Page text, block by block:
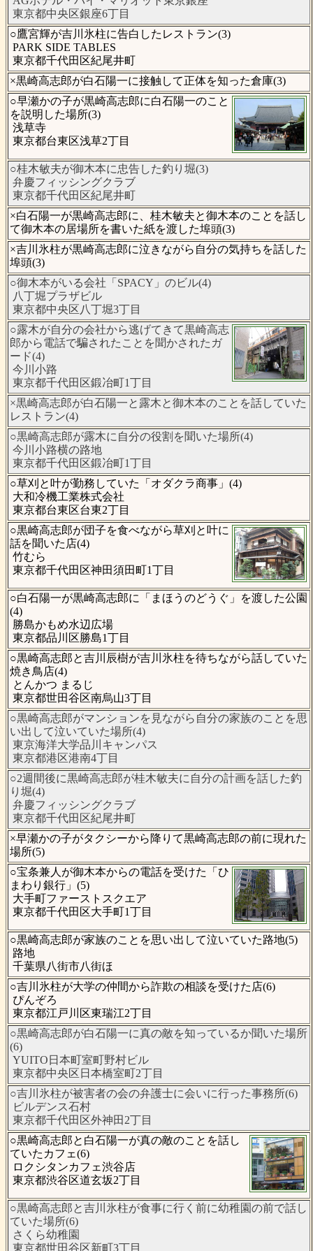
東京都中央区銀座6丁目
○鷹宮輝が吉川氷柱に告白したレストラン(3)
PARK SIDE TABLES
東京都千代田区紀尾井町
×黒崎高志郎が白石陽一に接触して正体を知った倉庫(3)
○早瀬かの子が黒崎高志郎に白石陽一のこと
を説明した場所(3)
浅草寺
東京都台東区浅草2丁目
○桂木敏夫が御木本に忠告した釣り堀(3)
弁慶フィッシングクラブ
東京都千代田区紀尾井町
×白石陽一が黒崎高志郎に、桂木敏夫と御木本のことを話し
て御木本の居場所を書いた紙を渡した埠頭(3)
×吉川氷柱が黒崎高志郎に泣きながら自分の気持ちを話した
埠頭(3)
○御木本がいる会社「SPACY」のビル(4)
八丁堀プラザビル
東京都中央区八丁堀3丁目
○露木が自分の会社から逃げてきて黒崎高志
郎から電話で騙されたことを聞かされたガ
ード(4)
今川小路
東京都千代田区鍛冶町1丁目
×黒崎高志郎が白石陽一と露木と御木本のことを話していた
レストラン(4)
○黒崎高志郎が露木に自分の役割を聞いた場所(4)
今川小路横の路地
東京都千代田区鍛冶町1丁目
○草刈と叶が勤務していた「オダクラ商事」(4)
大和冷機工業株式会社
東京都台東区台東2丁目
○黒崎高志郎が団子を食べながら草刈と叶に
話を聞いた店(4)
竹むら
東京都千代田区神田須田町1丁目
○白石陽一が黒崎高志郎に「まほうのどうぐ」を渡した公園
(4)
勝島かもめ水辺広場
東京都品川区勝島1丁目
○黒崎高志郎と吉川辰樹が吉川氷柱を待ちながら話していた
焼き鳥店(4)
とんかつ まるじ
東京都世田谷区南烏山3丁目
○黒崎高志郎がマンションを見ながら自分の家族のことを思
い出して泣いていた場所(4)
東京海洋大学品川キャンパス
東京都港区港南4丁目
○2週間後に黒崎高志郎が桂木敏夫に自分の計画を話した釣
り堀(4)
弁慶フィッシングクラブ
東京都千代田区紀尾井町
×早瀬かの子がタクシーから降りて黒崎高志郎の前に現れた
場所(5)
○宝条兼人が御木本からの電話を受けた「ひ
まわり銀行」(5)
大手町ファーストスクエア
東京都千代田区大手町1丁目
○黒崎高志郎が家族のことを思い出して泣いていた路地(5)
路地
千葉県八街市八街ほ
○吉川氷柱が大学の仲間から詐欺の相談を受けた店(6)
ぴんぞろ
東京都江戸川区東瑞江2丁目
○黒崎高志郎が白石陽一に真の敵を知っているか聞いた場所
(6)
YUITO日本町室町野村ビル
東京都中央区日本橋室町2丁目
○吉川氷柱が被害者の会の弁護士に会いに行った事務所(6)
ビルデンス石村
東京都千代田区外神田2丁目
○黒崎高志郎と白石陽一が真の敵のことを話し
ていたカフェ(6)
ロクシタンカフェ渋谷店
東京都渋谷区道玄坂2丁目
○黒崎高志郎と吉川氷柱が食事に行く前に幼稚園の前で話し
ていた場所(6)
さくら幼稚園
東京都世田谷区新町3丁目